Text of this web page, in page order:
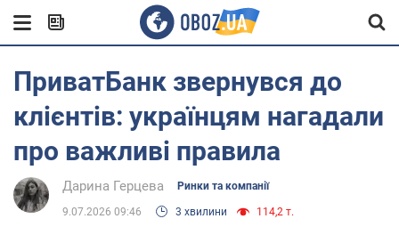
ПриватБанк звернувся до
клієнтів: українцям нагадали
про важливі правила
Дарина Герцева Ринки та компанії
9.07.2026 09:46 3 хвилини 114,2 т.